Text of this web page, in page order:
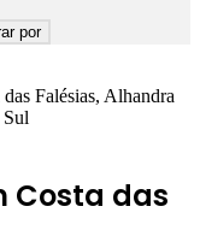
por
Falésias, Alhandra
Costa das